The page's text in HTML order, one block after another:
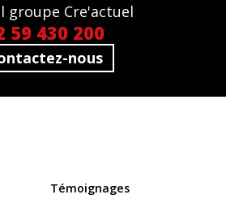
groupe Cre'actuel
59 430 200
nous
Témoignages